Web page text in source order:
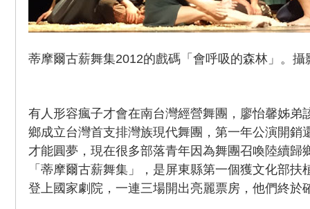
蒂摩爾古薪舞集2012的戲碼「會呼吸的森林」。攝
有人形容瘋子才會在南台灣經營舞團，廖怡馨姊弟
鄉成立台灣首支排灣族現代舞團，第一年公演開銷
才能圓夢，現在很多部落青年因為舞團召喚陸續歸
「蒂摩爾古薪舞集」，是屏東縣第一個獲文化部
登上國家劇院，一連三場開出亮麗票房，他們終於